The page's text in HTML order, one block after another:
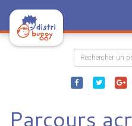
Parcours